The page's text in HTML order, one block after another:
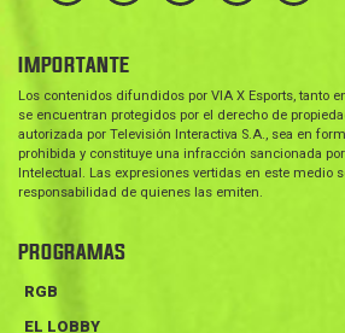
IMPORTANTE
Los contenidos difundidos por VIA X Esports, tanto
se encuentran protegidos por el derecho de
autorizada por Televisión Interactiva S.A., sea en
prohibida y constituye una infracción sancionada
Intelectual. Las expresiones vertidas en este medio
responsabilidad de quienes las emiten.
PROGRAMAS
RGB
EL LOBBY